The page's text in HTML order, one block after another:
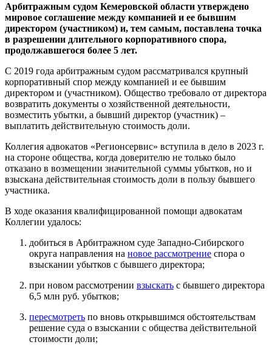
Арбитражным судом Кемеровской области утверждено
мировое соглашение между компанией и ее бывшим
директором (участником) и, тем самым, поставлена точка
в разрешении длительного корпоративного спора,
продолжавшегося более 5 лет.
С 2019 года арбитражным судом рассматривался крупный
корпоративный спор между компанией и ее бывшим
директором и (участником). Общество требовало от директора
возвратить документы о хозяйственной деятельности,
возместить убытки, а бывший директор (участник) –
выплатить действительную стоимость доли.
Коллегия адвокатов «Регионсервис» вступила в дело в 2023 г.
на стороне общества, когда доверителю не только было
отказано в возмещении значительной суммы убытков, но и
взыскана действительная стоимость доли в пользу бывшего
участника.
В ходе оказания квалифицированной помощи адвокатам
Коллегии удалось:
добиться в Арбитражном суде Западно-Сибирского
округа направления на новое рассмотрение спора о
взыскании убытков с бывшего директора;
при новом рассмотрении взыскать с бывшего директора
6,5 млн руб. убытков;
пересмотреть по вновь открывшимся обстоятельствам
решение суда о взыскании с общества действительной
стоимости доли;